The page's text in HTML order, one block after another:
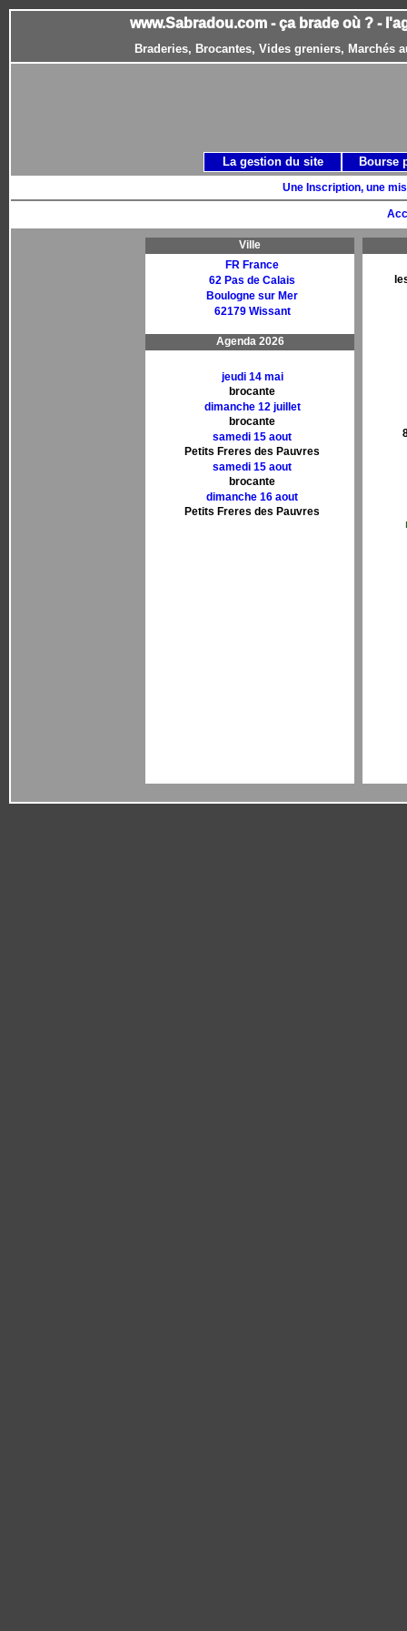
www.Sabradou.com - ça brade où ? -
Braderies, Brocantes, Vides greniers, Marchés
Une Inscription, une
Ville
FR France
62 Pas de Calais
Boulogne sur Mer
62179 Wissant
Agenda 2026
jeudi 14 mai
brocante
dimanche 12 juillet
brocante
samedi 15 aout
Petits Freres des Pauvres
samedi 15 aout
brocante
dimanche 16 aout
Petits Freres des Pauvres
La gestion du site Bourse